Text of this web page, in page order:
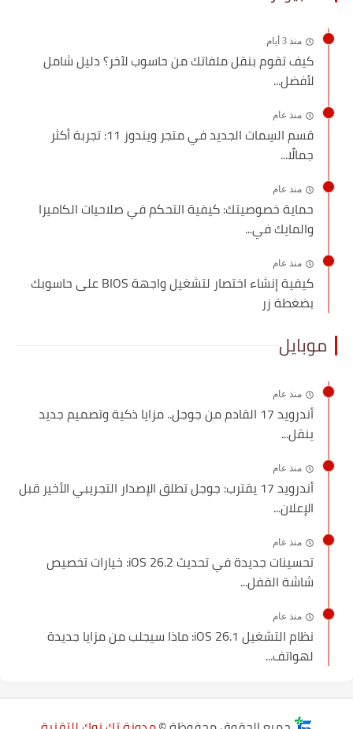
منذ 3 أيام
كيف تقوم بنقل ملفاتك من حاسوب لآخر؟ دليل شامل
لأفضل...
منذ عام
قسم السِمات الجديد في متجر ويندوز 11: تجربة أكثر
جمالًا...
منذ عام
حماية خصوصيتك: كيفية التحكم في صلاحيات الكاميرا
والمايك في...
منذ عام
كيفية إنشاء اختصار لتشغيل واجهة BIOS على حاسوبك
بضغطة زر
موبايل
منذ عام
أندرويد 17 القادم من جوجل.. مزايا ذكية وتصميم جديد
ينقل...
منذ عام
أندرويد 17 يقترب: جوجل تطلق الإصدار التجريبي الأخير قبل
الإعلان...
منذ عام
تحسينات جديدة في تحديث iOS 26.2: خيارات تخصيص
شاشة القفل...
منذ عام
نظام التشغيل iOS 26.1: ماذا سيجلب من مزايا جديدة
لهواتف...